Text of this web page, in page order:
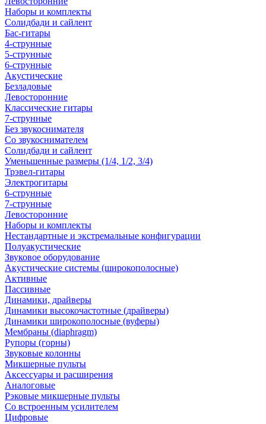
Наборы и комплекты
Солидбади и сайлент
Бас-гитары
4-струнные
5-струнные
6-струнные
Акустические
Безладовые
Левосторонние
Классические гитары
7-струнные
Без звукоснимателя
Со звукоснимателем
Солидбади и сайлент
Уменьшенные размеры (1/4, 1/2, 3/4)
Трэвел-гитары
Электрогитары
6-струнные
7-струнные
Левосторонние
Наборы и комплекты
Нестандартные и экстремальные конфигурации
Полуакустические
Звуковое оборудование
Акустические системы (широкополосные)
Активные
Пассивные
Динамики, драйверы
Динамики высокочастотные (драйверы)
Динамики широкополосные (вуферы)
Мембраны (diaphragm)
Рупоры (горны)
Звуковые колонны
Микшерные пульты
Аксессуары и расширения
Аналоговые
Рэковые микшерные пульты
Со встроенным усилителем
Цифровые